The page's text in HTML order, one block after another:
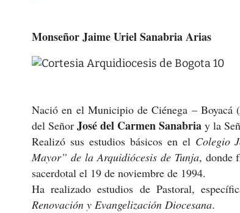
Monseñor Jaime Uriel Sanabria Arias
Nació en el Municipio de Ciénega – Boyacá (
del Señor José del Carmen Sanabria y la
Realizó sus estudios básicos en el Colegio
Mayor” de la Arquidiócesis de Tunja, donde
sacerdotal el 19 de noviembre de 1994.
Ha realizado estudios de Pastoral,
Renovación y Evangelización Diocesana.